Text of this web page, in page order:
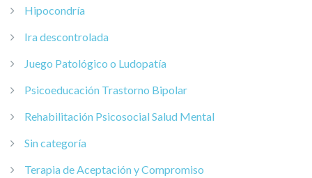
Hipocondría
Ira descontrolada
Juego Patológico o Ludopatía
Psicoeducación Trastorno Bipolar
Rehabilitación Psicosocial Salud Mental
Sin categoría
Terapia de Aceptación y Compromiso